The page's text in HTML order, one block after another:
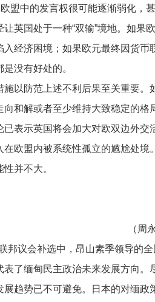
盟中的发言权很可能逐渐弱化，
英国处于一种“双输”境地。如
经济困境；如果欧元最终因货
没有好处的。
防范上述不利后果至关重要。
和解或者至少维持大致稳定的
表示英国将会加大对欧双边外
欧盟内被系统性孤立的尴尬处
并不大。
（周
议会补选中，昂山素季领导的全
了缅甸民主政治未来发展方向
趋势已不可避免。日本的对缅政